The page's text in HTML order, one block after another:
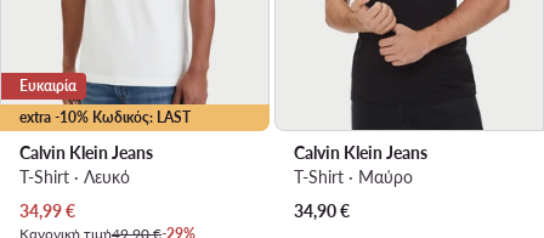
extra -10% Κωδικός: LAST
Ευκαιρία
Calvin Klein Jeans
T-Shirt · Λευκό
Τρέχουσα τιμή
34,99€
Κανονική τιμή49,90 €-29%
Calvin Klein Jeans
T-Shirt · Μαύρο
34,90€